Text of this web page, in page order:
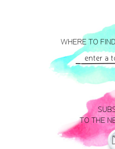
WHERE TO
TO THE